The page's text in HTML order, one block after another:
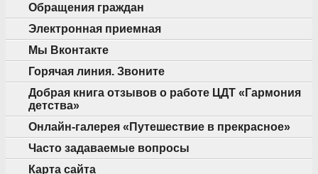
Обращения граждан
Электронная приемная
Мы Вконтакте
Горячая линия. Звоните
Добрая книга отзывов о работе ЦДТ «Гармония
детства»
Онлайн-галерея «Путешествие в прекрасное»
Часто задаваемые вопросы
Карта сайта